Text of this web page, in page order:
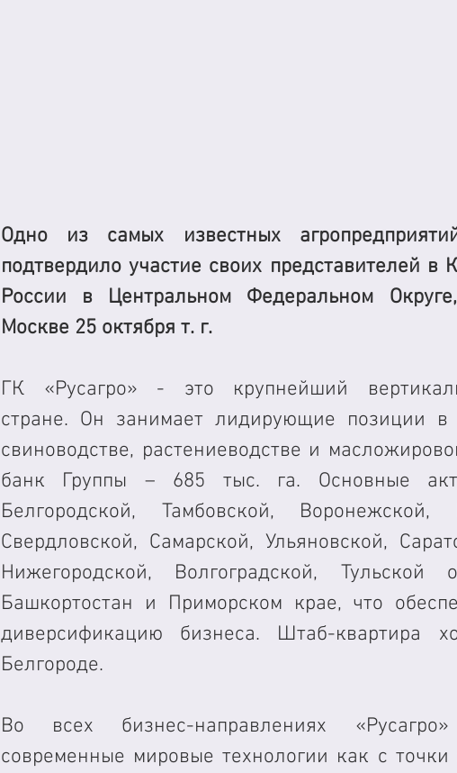
Одно из самых известных
подтвердило участие своих представителей в
России в Центральном Федеральном
Москве 25 октября т. г.
ГК «Русагро» - это крупнейший
стране. Он занимает лидирующие позиции в
свиноводстве, растениеводстве и
банк Группы – 685 тыс. га. Основные
Белгородской, Тамбовской, Воронежской,
Свердловской, Самарской, Ульяновской,
Нижегородской, Волгоградской, Тульской
Башкортостан и Приморском крае, что
диверсификацию бизнеса. Штаб-квартира
Белгороде.
Во всех бизнес-направлениях
современные мировые технологии как с точки